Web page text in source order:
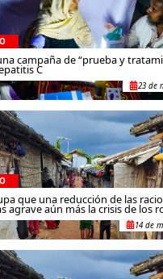
campaña de “prueba y
C
23 de
que una reducción de las
agrave aún más la crisis de los
14 de